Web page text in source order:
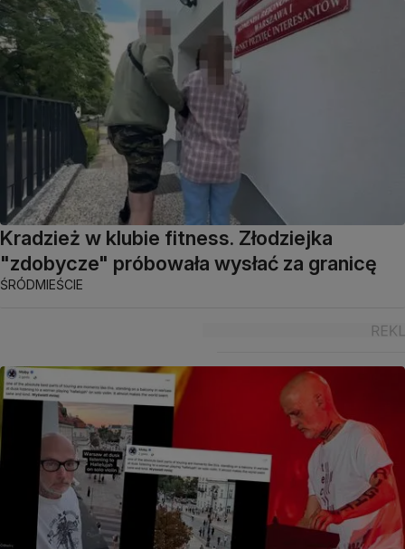
Kradzież w klubie fitness. Złodziejka
"zdobycze" próbowała wysłać za granicę
ŚRÓDMIEŚCIE